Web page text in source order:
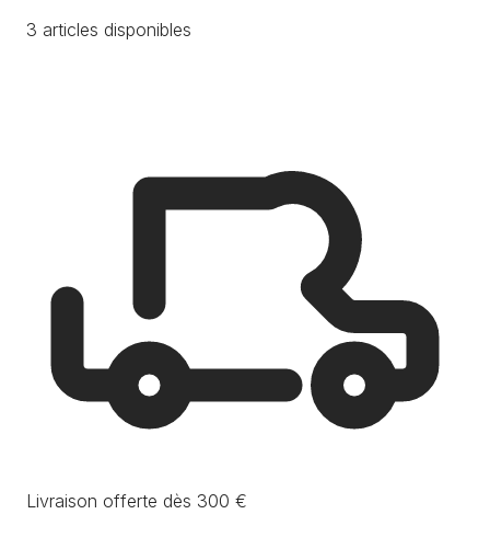
3 articles disponibles
Livraison offerte dès 300 €